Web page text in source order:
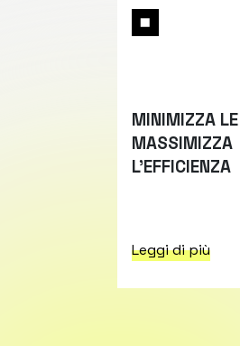
MINIMIZZA
MASSIMIZZA
L'EFFICIENZA
Leggi di più